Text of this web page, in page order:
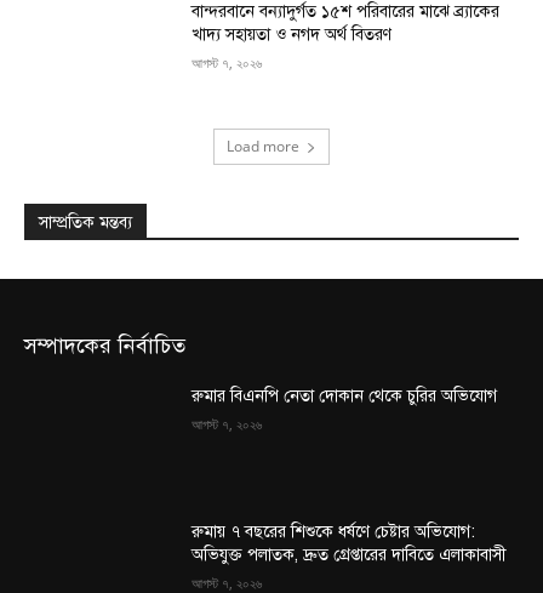
বান্দরবানে বন্যাদুর্গত ১৫শ পরিবারের মাঝে ব্র্যাকের
খাদ্য সহায়তা ও নগদ অর্থ বিতরণ
আগস্ট ৭, ২০২৬
Load more
সাম্প্রতিক মন্তব্য
সম্পাদকের নির্বাচিত
রুমার বিএনপি নেতা দোকান থেকে চুরির অভিযোগ
আগস্ট ৭, ২০২৬
রুমায় ৭ বছরের শিশুকে ধর্ষণে চেষ্টার অভিযোগ:
অভিযুক্ত পলাতক, দ্রুত গ্রেপ্তারের দাবিতে এলাকাবাসী
আগস্ট ৭, ২০২৬